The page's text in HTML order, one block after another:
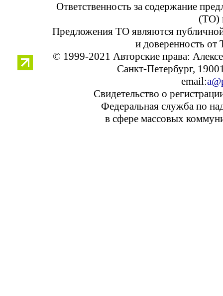
Ответственность за содержание
(ТО)
Предложения ТО являются
и доверенность от
© 1999-2021 Авторские права:
Санкт-Петербург,
email:
Свидетельство о
Федеральная служба по
в сфере массовых